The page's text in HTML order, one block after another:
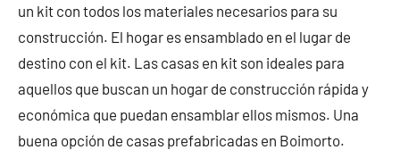
un kit con todos los materiales necesarios para su
construcción. El hogar es ensamblado en el lugar de
destino con el kit. Las casas en kit son ideales para
aquellos que buscan un hogar de construcción rápida y
económica que puedan ensamblar ellos mismos. Una
buena opción de casas prefabricadas en Boimorto.